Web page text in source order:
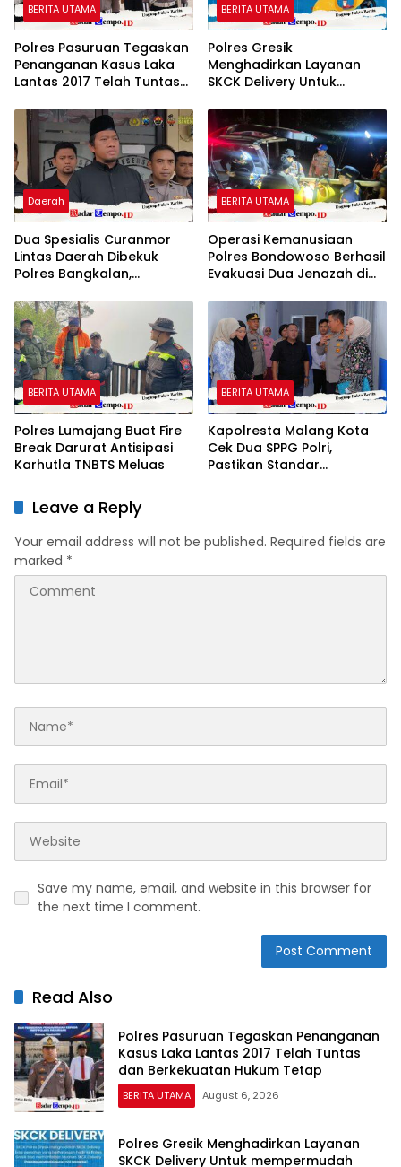
BERITA UTAMA
Polres Pasuruan Tegaskan
Penanganan Kasus Laka
Lantas 2017 Telah Tuntas
Tetap
BERITA UTAMA
Polres Gresik
Menghadirkan Layanan
SKCK Delivery Untuk
Masyarakat
Daerah
Dua Spesialis Curanmor
Lintas Daerah Dibekuk
Polres Bangkalan,
BERITA UTAMA
Operasi Kemanusiaan
Polres Bondowoso Berhasil
Evakuasi Dua Jenazah di
BERITA UTAMA
Polres Lumajang Buat Fire
Break Darurat Antisipasi
Karhutla TNBTS Meluas
BERITA UTAMA
Kapolresta Malang Kota
Cek Dua SPPG Polri,
Pastikan Standar
Leave a Reply
Your email address will not be published. Required fields are
marked *
Save my name, email, and website in this browser for
the next time I comment.
Read Also
Polres Pasuruan Tegaskan Penanganan
Kasus Laka Lantas 2017 Telah Tuntas
dan Berkekuatan Hukum Tetap
BERITA UTAMA August 6, 2026
Polres Gresik Menghadirkan Layanan
SKCK Delivery Untuk mempermudah